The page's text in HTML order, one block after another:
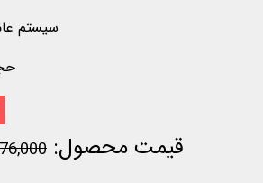
سیستم
قیمت محصول: